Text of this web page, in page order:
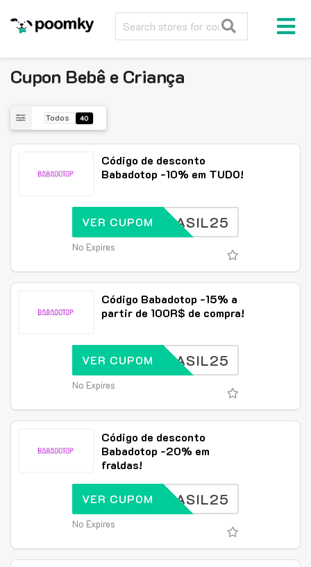
Cupon Bebê e Criança
Todos 40
Código de desconto
Babadotop -10% em TUDO!
BRASIL25
VER CUPOM
No Expires
Código Babadotop -15% a
partir de 100R$ de compra!
BRASIL25
VER CUPOM
No Expires
Código de desconto
Babadotop -20% em
fraldas!
BRASIL25
VER CUPOM
No Expires